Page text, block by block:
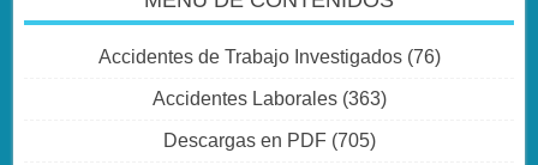
Accidentes de Trabajo Investigados(76)
Accidentes Laborales(363)
Descargas en PDF(705)